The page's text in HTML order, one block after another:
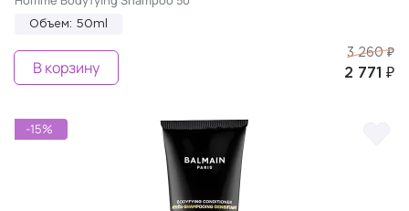
Объем: 50ml
3 260 ₽
2 771 ₽
В корзину
-15%